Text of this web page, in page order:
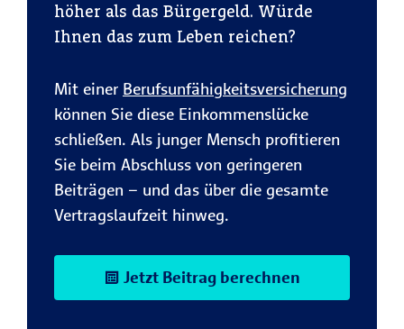
höher als das Bürgergeld. Würde
Ihnen das zum Leben reichen?
Mit einer Berufsunfähigkeitsversicherung
können Sie diese Einkommenslücke
schließen. Als junger Mensch profitieren
Sie beim Abschluss von geringeren
Beiträgen – und das über die gesamte
Vertragslaufzeit hinweg.
Jetzt Beitrag berechnen